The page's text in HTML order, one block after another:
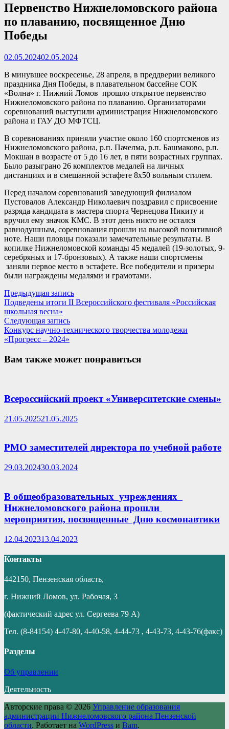
Первенство Нижнеломовского района
по плаванию, посвященное Дню
Победы
02.05.202402.05.2024
В минувшее воскресенье, 28 апреля, в преддверии великого
праздника Дня Победы, в плавательном бассейне СОК
«Волна» г. Нижний Ломов прошло открытое первенство
Нижнеломовского района по плаванию. Организаторами
соревнований выступили администрация Нижнеломовского
района и ГАУ ДО МФТСЦ.
В соревнованиях приняли участие около 160 спортсменов из
Нижнеломовского района, р.п. Пачелма, р.п. Башмаково, р.п.
Мокшан в возрасте от 5 до 16 лет, в пяти возрастных группах.
Было разыграно 26 комплектов медалей на личных
дистанциях и в смешанной эстафете 8х50 вольным стилем.
Перед началом соревнований заведующий филиалом
Пустовалов Александр Николаевич поздравил с присвоение
разряда кандидата в мастера спорта Чернецова Никиту и
вручил ему значок КМС. В этот день никто не остался
равнодушным, соревнования прошли на высокой позитивной
ноте. Наши пловцы показали замечательные результаты. В
копилке Нижнеломовской команды 45 медалей (19-золотых, 9-
серебряных и 17-бронзовых). А также наши спортсмены
заняли первое место в эстафете. Все победители и призеры
были награждены медалями и грамотами.
Навигация
по
записям
Предыдущая записьПредыдущая
запись:
Подведены итоги II Всероссийского фестиваля «Российская
школьная весна»
Следующая записьСледующая
запись:
Конкурс научно-технического творчества молодежи
«Прогресс – 2024»
Вам также может понравиться
Всероссийский проект «Университетские смены»
21.05.202521.05.2025
РМО заместителей директора по учебной работе
29.03.202430.03.2024
В общеобразовательных учреждениях
Нижнеломовского района прошли
мероприятия, посвященные Дню космонавтики
12.04.202313.04.2023
Контакты
442150, Пензенская область,
г. Нижний Ломов, ул. Рабочая, 3
(фактический адрес ул. Сергеева 79 А)
Тел. (8-84154) 4-47-80, 4-40-58, 4-44-73 , 4-43-73, 4-43-76(факс)
Разделы
Об управлении
Деятельность
Авторские права © 2026 Управление образования
администрации Нижнеломовского района Пензенской
области. Работает на WordPress и Bam.